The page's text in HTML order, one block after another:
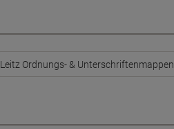
Leitz Ordnungs- & Unterschriftenmappen